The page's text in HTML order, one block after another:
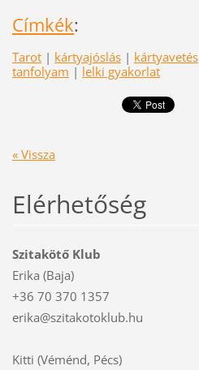
Címkék:
Tarot | kártyajóslás | kártyavetés
tanfolyam | lelki gyakorlat
« Vissza
Elérhetőség
Szitakötő Klub
Erika (Baja)
+36 70 370 1357
erika@szitakotoklub.hu
Kitti (Véménd, Pécs)